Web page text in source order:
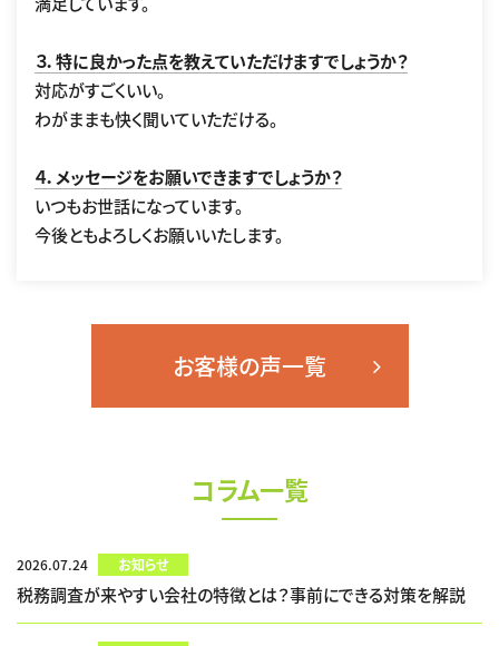
３．特に良かった点を教えていただけますでしょうか？
対応がすごくいい。
わがままも快く聞いていただける。
４．メッセージをお願いできますでしょうか？
いつもお世話になっています。
今後ともよろしくお願いいたします。
お客様の声一覧
コラム一覧
税務調査が来やすい会社の特徴とは？事前にできる対策を解説
2026.07.24 お知らせ